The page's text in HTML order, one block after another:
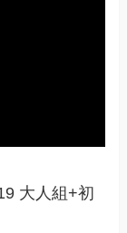
大人組+初